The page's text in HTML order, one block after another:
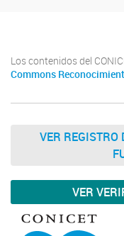
Los contenidos del
Commons
VER REGISTRO
VER